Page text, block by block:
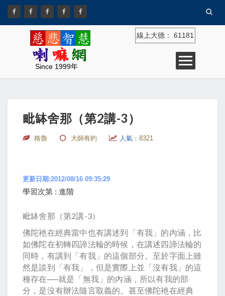
Since 1999年
線上大德： 61181
毗缽舍那（第2講-3）
格魯 大師有約 人氣： 8321
更新日期:2012/08/16 09:35:29
學習次第 : 進階
毗缽舍那（第2講-3）
佛陀衪在經典當中也有講述到「有我」的內涵，比
如佛陀在初轉四諦法輪的時候，在講述四諦法輪的
同時，有講到「有我」的這個部分。至於字面上雖
然是談到「有我」，但是實際上並「沒有我」的這
種存在──就是「無我」的內涵，所以有我的部
分，是沒有辦法隨言取義的。甚至佛陀衪在經典